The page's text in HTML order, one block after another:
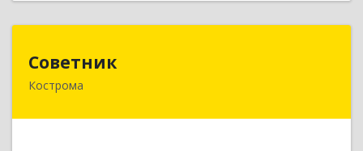
Советник
Кострома
156000, Костромская обл, Кострома г, Ерохова